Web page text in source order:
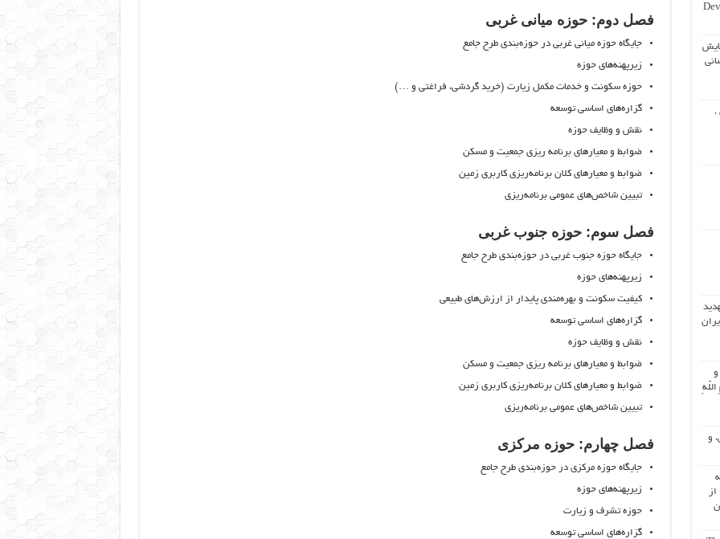
فصل دوم: حوزه میانی غربی
جایگاه حوزه میانی غربی در حوزه‌بندی طرح جامع
زیرپهنه‌های حوزه
حوزه سکونت و خدمات مکمل زیارت (خرید گردشی، فراغتی و …)
گزاره‌های اساسی توسعه
نقش و وظایف حوزه
ضوابط و معیارهای برنامه ریزی جمعیت و مسکن
ضوابط و معیارهای کلان برنامه‌ریزی کاربری زمین
تبیین شاخص‌های عمومی برنامه‌ریزی
فصل سوم: حوزه جنوب غربی
جایگاه حوزه جنوب غربی در حوزه‌بندی طرح جامع
زیرپهنه‌های حوزه
کیفیت سکونت و بهره‌مندی پایدار از ارزش‌های طبیعی
گزاره‌های اساسی توسعه
نقش و وظایف حوزه
ضوابط و معیارهای برنامه ریزی جمعیت و مسکن
ضوابط و معیارهای کلان برنامه‌ریزی کاربری زمین
تبیین شاخص‌های عمومی برنامه‌ریزی
فصل چهارم: حوزه مرکزی
جایگاه حوزه مرکزی در حوزه‌بندی طرح جامع
زیرپهنه‌های حوزه
حوزه تشرف و زیارت
گزاره‌های اساسی توسعه
و